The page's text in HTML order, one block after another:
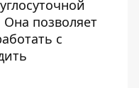
позволяет
с